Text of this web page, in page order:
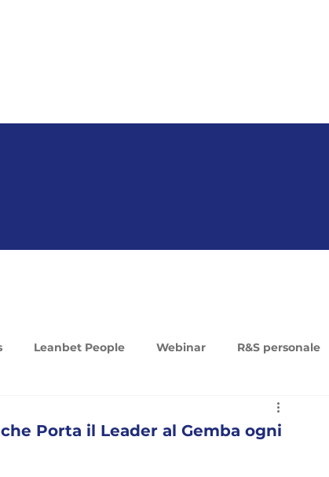
Leanbet People Webinar R&S personale
Porta il Leader al Gemba ogni